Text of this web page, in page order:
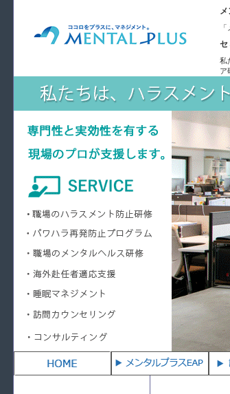
セ
私
ア
【セミナー】2025年講演・公開セミナー情報（